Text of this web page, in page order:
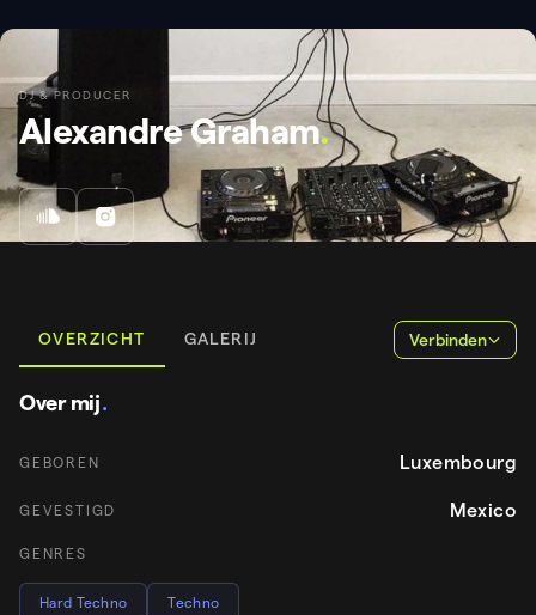
DJ & PRODUCER
Alexandre Graham.
OVERZICHT GALERIJ Verbinden
Over mij.
GEBOREN Luxembourg
GEVESTIGD Mexico
GENRES
Hard Techno Techno